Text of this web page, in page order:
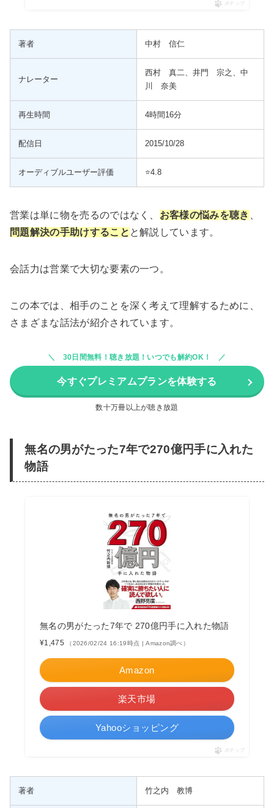
ポチップ
著者 中村 信仁
ナレーター
西村 真二、井門 宗之、中
川 奈美
再生時間 4時間16分
配信日 2015/10/28
オーディブルユーザー評価 ⭐️4.8
営業は単に物を売るのではなく、 お客様の悩みを聴き
問題解決の手助けすること と解説しています。
会話力は営業で大切な要素の一つ。
この本では、相手のことを深く考えて理解するために、
さまざまな話法が紹介されています。
30日間無料！聴き放題！いつでも解約OK！
今すぐプレミアムプランを体験する
数十万冊以上が聴き放題
無名の男がたった7年で270億円手に入れた
物語
無名の男がたった7年で 270億円手に入れた物語
¥1,475 （2026/02/24 16:19時点 | Amazon調べ）
Amazon
楽天市場
Yahooショッピング
ポチップ
著者 竹之内 教博